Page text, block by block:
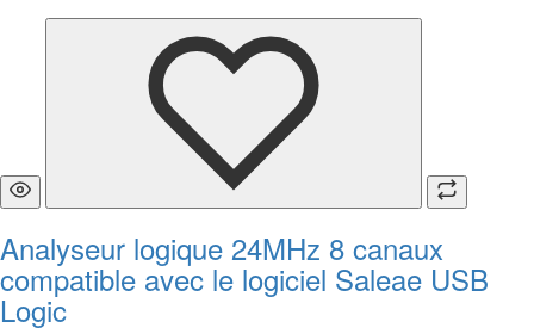
Analyseur logique 24MHz 8 canaux
compatible avec le logiciel Saleae USB
Logic